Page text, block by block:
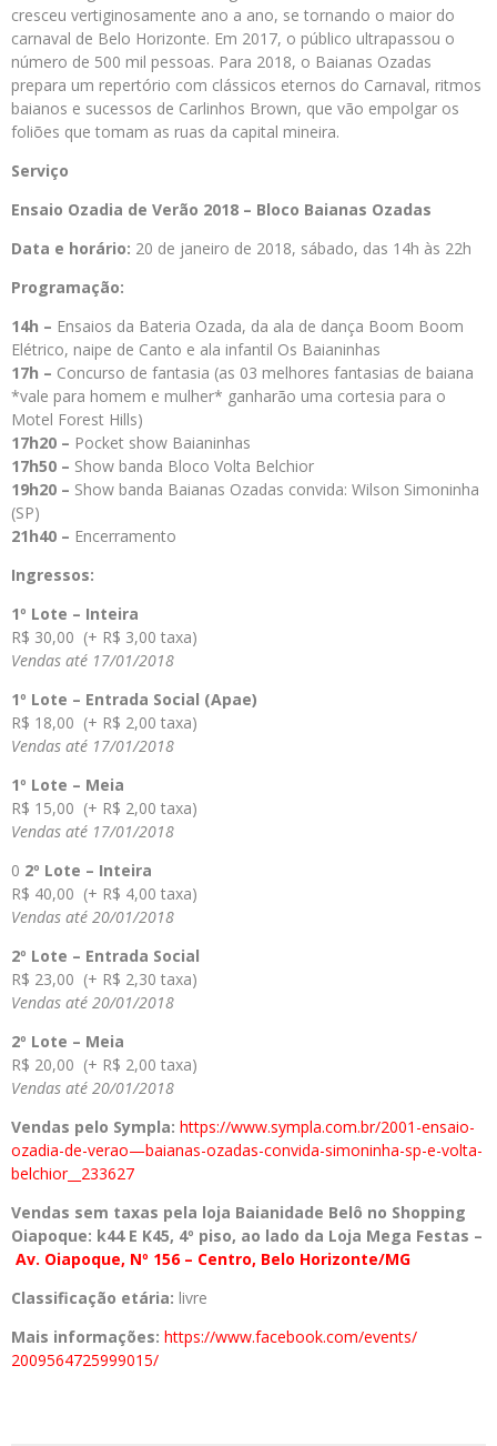
cresceu vertiginosamente ano a ano, se tornando o maior do
carnaval de Belo Horizonte. Em 2017, o público ultrapassou o
número de 500 mil pessoas. Para 2018, o Baianas Ozadas
prepara um repertório com clássicos eternos do Carnaval, ritmos
baianos e sucessos de Carlinhos Brown, que vão empolgar os
foliões que tomam as ruas da capital mineira.
Serviço
Ensaio Ozadia de Verão 2018 – Bloco Baianas Ozadas
Data e horário: 20 de janeiro de 2018, sábado, das 14h às 22h
Programação:
14h – Ensaios da Bateria Ozada, da ala de dança Boom Boom
Elétrico, naipe de Canto e ala infantil Os Baianinhas
17h – Concurso de fantasia (as 03 melhores fantasias de baiana
*vale para homem e mulher* ganharão uma cortesia para o
Motel Forest Hills)
17h20 – Pocket show Baianinhas
17h50 – Show banda Bloco Volta Belchior
19h20 – Show banda Baianas Ozadas convida: Wilson Simoninha
(SP)
21h40 – Encerramento
Ingressos:
1º Lote – Inteira
R$ 30,00 (+ R$ 3,00 taxa)
Vendas até 17/01/2018
1º Lote – Entrada Social (Apae)
R$ 18,00 (+ R$ 2,00 taxa)
Vendas até 17/01/2018
1º Lote – Meia
R$ 15,00 (+ R$ 2,00 taxa)
Vendas até 17/01/2018
0 2º Lote – Inteira
R$ 40,00 (+ R$ 4,00 taxa)
Vendas até 20/01/2018
2º Lote – Entrada Social
R$ 23,00 (+ R$ 2,30 taxa)
Vendas até 20/01/2018
2º Lote – Meia
R$ 20,00 (+ R$ 2,00 taxa)
Vendas até 20/01/2018
Vendas pelo Sympla: https://www.sympla.com.br/2001-ensaio-
ozadia-de-verao—baianas-ozadas-convida-simoninha-sp-e-volta-
belchior__233627
Vendas sem taxas pela loja Baianidade Belô no Shopping
Oiapoque: k44 E K45, 4º piso, ao lado da Loja Mega Festas –
Av. Oiapoque, Nº 156 – Centro, Belo Horizonte/MG
Classificação etária: livre
Mais informações: https://www.facebook.com/events/
2009564725999015/